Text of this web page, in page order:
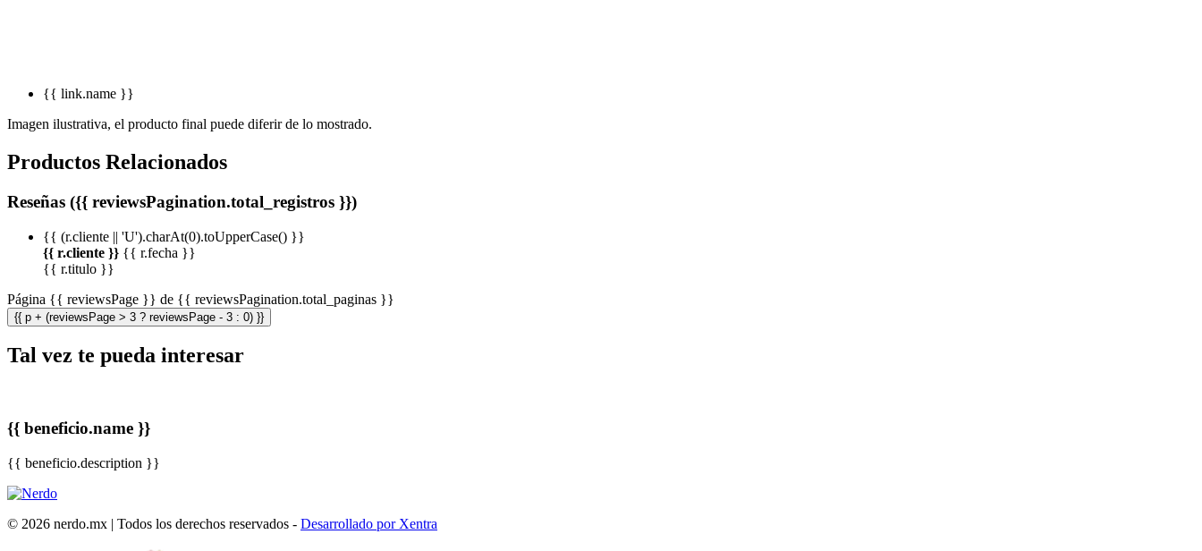
{{ link.name }}
Imagen ilustrativa, el producto final puede diferir de lo mostrado.
Productos Relacionados
Reseñas ({{ reviewsPagination.total_registros }})
{{ (r.cliente || 'U').charAt(0).toUpperCase() }}
{{ r.cliente }} {{ r.fecha }}
{{ r.titulo }}
Página {{ reviewsPage }} de {{ reviewsPagination.total_paginas }}
{{ p + (reviewsPage > 3 ? reviewsPage - 3 : 0) }}
Tal vez te pueda interesar
{{ beneficio.name }}
{{ beneficio.description }}
© 2026 nerdo.mx | Todos los derechos reservados - Desarrollado por Xentra